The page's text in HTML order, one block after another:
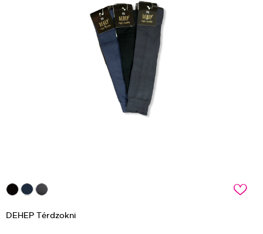
c
DEHEP Térdzokni